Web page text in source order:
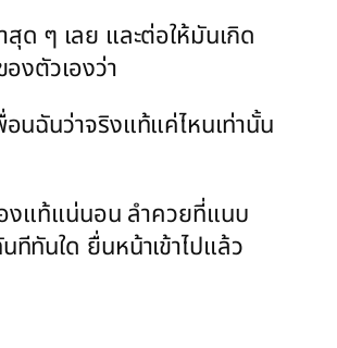
ด ๆ เลย และต่อให้มันเกิด
งตัวเองว่า
นฉันว่าจริงแท้แค่ไหนเท่านั้น
งแท้แน่นอน ลำควยที่แนบ
ทันใด ยื่นหน้าเข้าไปแล้ว